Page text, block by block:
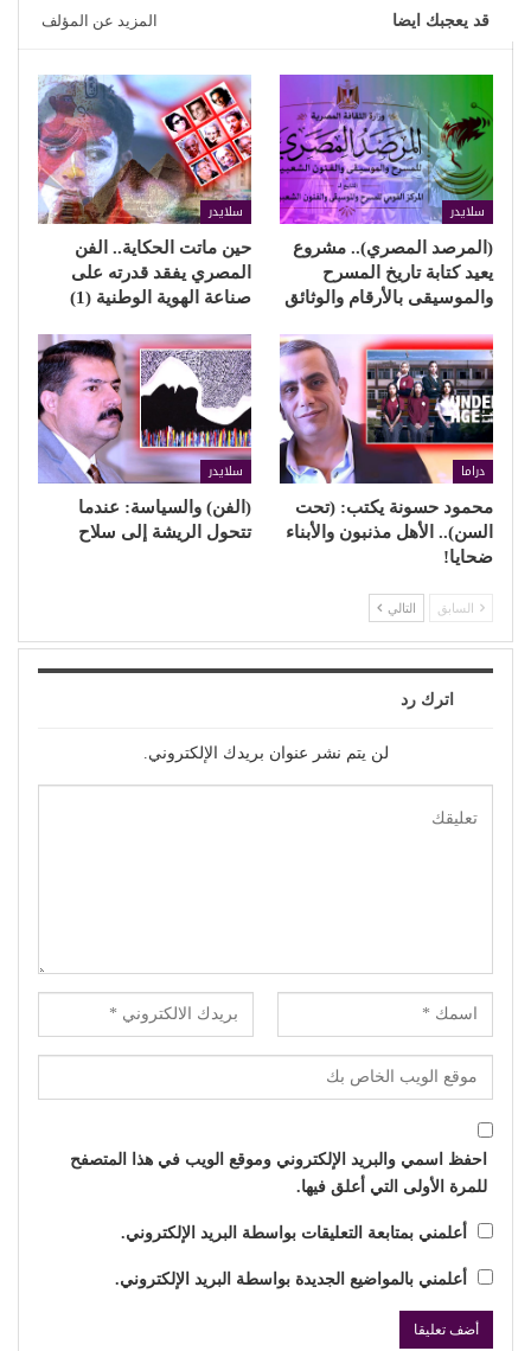
قد يعجبك ايضا المزيد عن المؤلف
سلايدر
(المرصد المصري).. مشروع
يعيد كتابة تاريخ المسرح
والموسيقى بالأرقام والوثائق
سلايدر
حين ماتت الحكاية.. الفن
المصري يفقد قدرته على
صناعة الهوية الوطنية (1)
دراما
محمود حسونة يكتب: (تحت
السن).. الأهل مذنبون والأبناء
ضحايا!
سلايدر
(الفن) والسياسة: عندما
تتحول الريشة إلى سلاح
السابق التالي
اترك رد
لن يتم نشر عنوان بريدك الإلكتروني.
احفظ اسمي والبريد الإلكتروني وموقع الويب في هذا المتصفح
للمرة الأولى التي أعلق فيها.
أعلمني بمتابعة التعليقات بواسطة البريد الإلكتروني.
أعلمني بالمواضيع الجديدة بواسطة البريد الإلكتروني.